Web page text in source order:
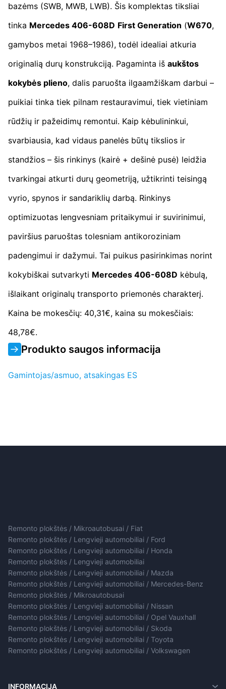
bazėms (SWB, MWB, LWB). Šis komplektas tiksliai
tinka Mercedes 406-608D First Generation (W670,
gamybos metai 1968–1986), todėl idealiai atkuria
originalią durų konstrukciją. Pagaminta iš aukštos
kokybės plieno, dalis paruošta ilgaamžiškam darbui –
puikiai tinka tiek pilnam restauravimui, tiek vietiniam
rūdžių ir pažeidimų remontui. Kaip kėbulininkui,
svarbiausia, kad vidaus panelės būtų tikslios ir
standžios – šis rinkinys (kairė + dešinė pusė) leidžia
tvarkingai atkurti durų geometriją, užtikrinti teisingą
vyrio, spynos ir sandariklių darbą. Rinkinys
optimizuotas lengvesniam pritaikymui ir suvirinimui,
paviršius paruoštas tolesniam antikoroziniam
padengimui ir dažymui. Tai puikus pasirinkimas norint
kokybiškai sutvarkyti Mercedes 406-608D kėbulą,
išlaikant originalų transporto priemonės charakterį.
Kaina be mokesčių: 40,31€, kaina su mokesčiais:
48,78€.
Produkto saugos informacija
Gamintojas/asmuo, atsakingas ES
Remonto plokštės / Mikroautobusai / Fiat
Remonto plokštės / Lengvieji automobiliai / Ford
Remonto plokštės / Lengvieji automobiliai / Honda
Remonto plokštės / Lengvieji automobiliai
Remonto plokštės / Lengvieji automobiliai / Mazda
Remonto plokštės / Lengvieji automobiliai / Mercedes-Benz
Remonto plokštės / Mikroautobusai
Remonto plokštės / Lengvieji automobiliai / Nissan
Remonto plokštės / Lengvieji automobiliai / Opel Vauxhall
Remonto plokštės / Lengvieji automobiliai / Skoda
Remonto plokštės / Lengvieji automobiliai / Toyota
Remonto plokštės / Lengvieji automobiliai / Volkswagen
INFORMACIJA